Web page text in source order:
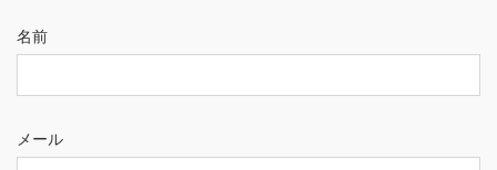
名前
メール